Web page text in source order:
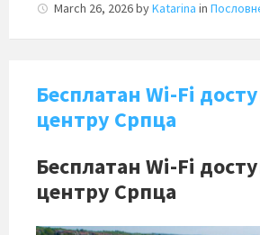
March 26, 2026byKatarina in
Бесплатан Wi-Fi
центру Српца
Бесплатан Wi-Fi
центру Српца